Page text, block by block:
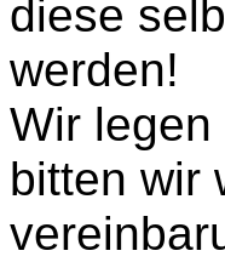
diese
werden!
Wir
bitten wir